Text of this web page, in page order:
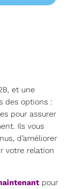
et une
des options :
pour assurer
Ils vous
d’améliorer
votre relation
pour